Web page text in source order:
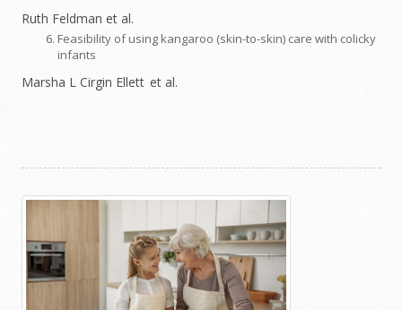
Ruth Feldman et al.
Feasibility of using kangaroo (skin-to-skin) care with colicky
infants
Marsha L Cirgin Ellett et al.